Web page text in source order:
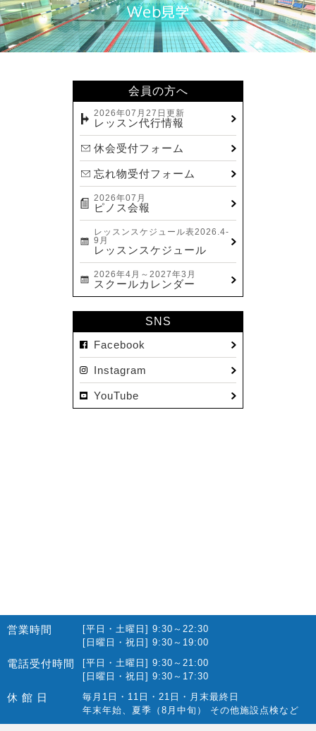
会員の方へ
2026年07月27日更新
レッスン代行情報
休会受付フォーム
忘れ物受付フォーム
2026年07月
ピノス会報
レッスンスケジュール表2026.4-
9月
レッスンスケジュール
2026年4月～2027年3月
スクールカレンダー
SNS
Facebook
Instagram
YouTube
営業時間
[平日・土曜日] 9:30～22:30
[日曜日・祝日] 9:30～19:00
電話受付時間
[平日・土曜日] 9:30～21:00
[日曜日・祝日] 9:30～17:30
休 館 日
毎月1日・11日・21日・月末最終日
年末年始、夏季（8月中旬） その他施設点検など